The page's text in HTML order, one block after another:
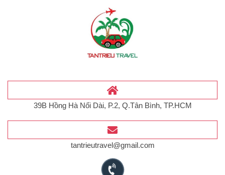
39B Hồng Hà Nối Dài, P.2, Q.Tân Bình, TP.HCM
tantrieutravel@gmail.com